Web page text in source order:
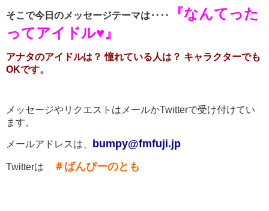
そこで今日のメッセージテーマは‥‥
『なんてった
ってアイドル♥』
アナタのアイドルは？ 憧れている人は？ キャラクターでも
OKです。
メッセージやリクエストはメールかTwitterで受け付けてい
ます。
メールアドレスは、 bumpy@fmfuji.jp
Twitterは ＃ばんぴーのとも